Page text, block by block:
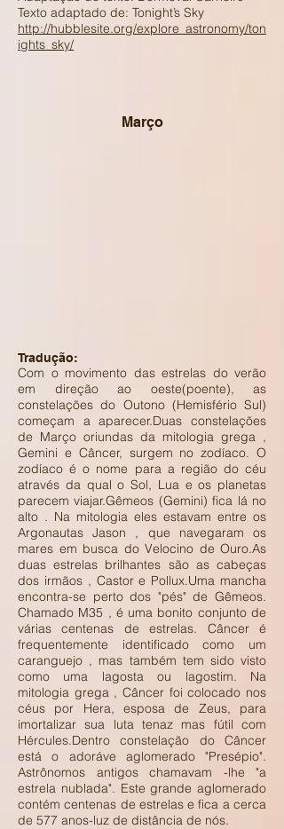
Texto adaptado de: Tonight’s Sky
http://hubblesite.org/explore_astronomy/ton
ights_sky/
Março
Tradução:
Com o movimento das estrelas do verão
em direção ao oeste(poente), as
constelações do Outono (Hemisfério Sul)
começam a aparecer.Duas constelações
de Março oriundas da mitologia grega ,
Gemini e Câncer, surgem no zodíaco. O
zodíaco é o nome para a região do céu
através da qual o Sol, Lua e os planetas
parecem viajar.Gêmeos (Gemini) fica lá no
alto . Na mitologia eles estavam entre os
Argonautas Jason , que navegaram os
mares em busca do Velocino de Ouro.As
duas estrelas brilhantes são as cabeças
dos irmãos , Castor e Pollux.Uma mancha
encontra-se perto dos "pés" de Gêmeos.
Chamado M35 , é uma bonito conjunto de
várias centenas de estrelas. Câncer é
frequentemente identificado como um
caranguejo , mas também tem sido visto
como uma lagosta ou lagostim. Na
mitologia grega , Câncer foi colocado nos
céus por Hera, esposa de Zeus, para
imortalizar sua luta tenaz mas fútil com
Hércules.Dentro constelação do Câncer
está o adoráve aglomerado "Presépio".
Astrônomos antigos chamavam -lhe "a
estrela nublada". Este grande aglomerado
contém centenas de estrelas e fica a cerca
de 577 anos-luz de distância de nós.